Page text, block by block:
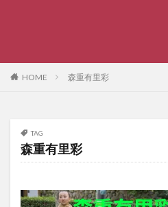
HOME 森重有里彩
TAG
森重有里彩